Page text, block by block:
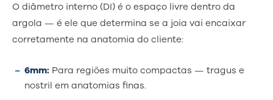
O diâmetro interno (DI) é o espaço livre dentro da
argola — é ele que determina se a joia vai encaixar
corretamente na anatomia do cliente:
6mm: Para regiões muito compactas — tragus e
nostril em anatomias finas.